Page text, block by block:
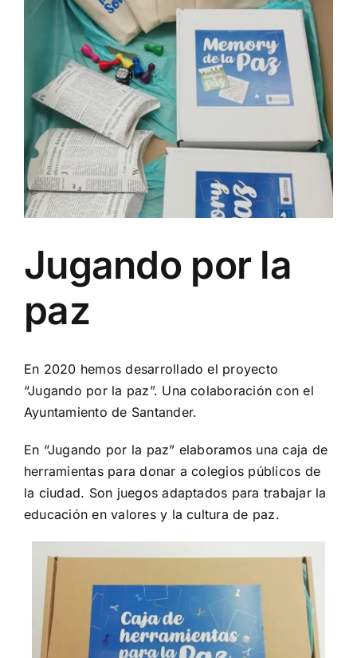
Jugando por la
paz
En 2020 hemos desarrollado el proyecto
“Jugando por la paz”. Una colaboración con el
Ayuntamiento de Santander.
En “Jugando por la paz” elaboramos una caja de
herramientas para donar a colegios públicos de
la ciudad. Son juegos adaptados para trabajar la
educación en valores y la cultura de paz.